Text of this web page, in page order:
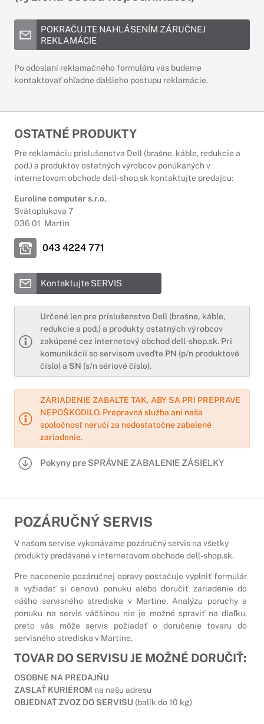
POKRAČUJTE NAHLÁSENÍM ZÁRUČNEJ
REKLAMÁCIE
Po odoslaní reklamačného formuláru vás budeme
kontaktovať ohľadne ďalšieho postupu reklamácie.
OSTATNÉ PRODUKTY
Pre reklamáciu príslušenstva Dell (brašne, káble, redukcie a
pod.) a produktov ostatných výrobcov ponúkaných v
internetovom obchode dell-shop.sk kontaktujte predajcu:
Euroline computer s.r.o.
Svätoplukova 7
036 01 Martin
043 4224 771
Kontaktujte SERVIS
Určené len pre príslušenstvo Dell (brašne, káble,
redukcie a pod.) a produkty ostatných výrobcov
zakúpené cez internetový obchod dell-shop.sk. Pri
komunikácii so servisom uveďte PN (p/n produktové
číslo) a SN (s/n sériové číslo).
ZARIADENIE ZABAĽTE TAK, ABY SA PRI PREPRAVE
NEPOŠKODILO. Prepravná služba ani naša
spoločnosť neručí za nedostatočne zabalené
zariadenie.
Pokyny pre SPRÁVNE ZABALENIE ZÁSIELKY
POZÁRUČNÝ SERVIS
V našom servise vykonávame pozáručný servis na všetky
produkty predávané v internetovom obchode dell-shop.sk.
Pre nacenenie pozáručnej opravy postačuje vyplniť formulár
a vyžiadať si cenovú ponuku alebo doručiť zariadenie do
nášho servisného strediska v Martine. Analýzu poruchy a
ponuku na servis väčšinou nie je možné spraviť na diaľku,
preto vás môže servis požiadať o doručenie tovaru do
servisného strediska v Martine.
TOVAR DO SERVISU JE MOŽNÉ DORUČIŤ:
OSOBNE NA PREDAJŇU
ZASLAŤ KURIÉROM na našu adresu
OBJEDNAŤ ZVOZ DO SERVISU (balík do 10 kg)